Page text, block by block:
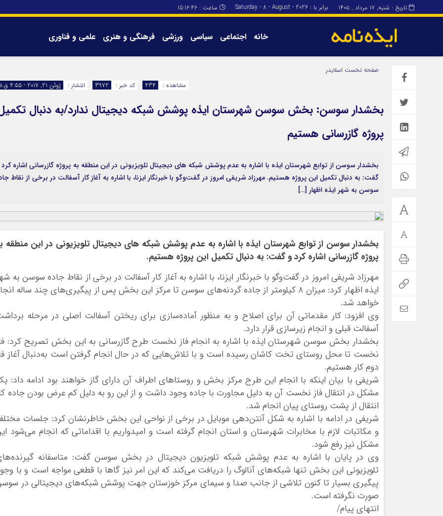
تاریخ : شنبه, ۱۷ مرداد , ۱۴۰۵ برابر با : Saturday - 8 - August - 2026 ساعت : 15:16:47
خانه اجتماعی سیاسی ورزشی فرهنگی و هنری علمی و فناوری
برگه نمونهصفحه نخست اسلایدر
انتشار :
ژوئن 21, 2017 - 4:55 ق.ظ کد خبر : 3972 مشاهده : 434
بخشدار سوسن: بخش سوسن شهرستان ایذه پوشش شبکه دیجیتال ندارد/به دنبال
پروژه گازرسانی هستیم
بخشدار سوسن از توابع شهرستان ایذه با اشاره به عدم پوشش شبکه های دیجیتال تلویزیونی در این منطقه به پروژه گازرسانی اشاره
گفت: به دنبال تکمیل این پروژه هستیم. مهرزاد شریفی امروز در گفت‌و‌گو با خبرنگار ایزنا، با اشاره به آغاز کار آسفالت در برخی از نقاط
سوسن به شهر ایذه اظهار […]
بخشدار سوسن از توابع شهرستان ایذه با اشاره به عدم پوشش شبکه های دیجیتال تلویزیونی در این منطقه
پروژه گازرسانی اشاره کرد و گفت: به دنبال تکمیل این پروژه هستیم.
مهرزاد شریفی امروز در گفت‌و‌گو با خبرنگار ایزنا، با اشاره به آغاز کار آسفالت در برخی از نقاط جاده سوسن به
ایذه اظهار کرد: میزان ۸ کیلومتر از جاده گردنه‌های سوسن تا مرکز این بخش پس از پیگیری‌های چند ساله
خواهد شد.
وی افزود: کار مقدماتی آن برای اصلاح و به منظور آماده‌سازی برای ریختن آسفالت اصلی در مرحله
آسفالت قبلی و انجام زیرسازی قرار دارد.
بخشدار بخش سوسن شهرستان ایذه با اشاره به انجام فاز نخست طرح گاز‌رسانی به این بخش تصریح کرد:
نخست تا محل روستای تخت کاشان رسیده است و با تلاش‌هایی که در حال انجام گرفتن است به‌دنبال آغاز
دوم کار هستیم.
شریفی با بیان اینکه با انجام این طرح مرکز بخش و روستاهای اطراف آن دارای گاز خواهند بود ادامه داد:
مشکل در انتقال فاز نخست آن به دلیل مجاورت با جاده وجود داشت و از این رو به دلیل کم عرض بودن جاده
انتقال از پشت روستای پیان انجام شد.
شریفی در ادامه با اشاره به شکل آنتن‌دهی موبایل در برخی از نواحی این بخش خاطرنشان کرد: جلسات
و مکاتبات لازم با مخابرات شهرستان و استان انجام گرفته است و امیدواریم با اقداماتی که انجام می‌شود
مشکل نیز رفع شود.
وی در پایان با اشاره به عدم پوشش شبکه تلویزیون دیجیتال در بخش سوسن گفت: متاسفانه
تلویزیونی این بخش تنها شبکه‌های آنالوگ را دریافت می‌کند که این امر نیز گاها با قطعی مواجه است و با
پیگیری بسیار تا کنون تلاشی از جانب صدا و سیمای مرکز خوزستان جهت پوشش شبکه‌های دیجیتالی در
صورت نگرفته است.
انتهای پیام/